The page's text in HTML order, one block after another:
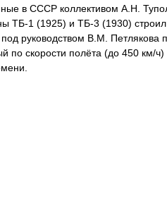
в СССР коллективом А.Н.
ТБ-1 (1925) и ТБ-3 (1930)
руководством В.М. Петлякова
скорости полёта (до 450 км/ч)